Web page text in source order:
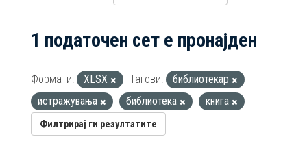
1 податочен сет е пронајден
Формати: XLSX Тагови:
библиотекар
истражувања
библиотека книга
Филтрирај ги резултатите